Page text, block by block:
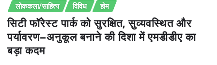
लोककला/साहित्य
विविध होम
सिटी फॉरेस्ट पार्क को सुरक्षित, सुव्यवस्थित और
पर्यावरण–अनुकूल बनाने की दिशा में एमडीडीए का
बड़ा कदम